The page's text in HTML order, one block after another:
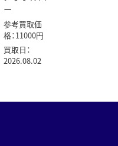
ー
参考買取価
格：11000円
買取日：
2026.08.02